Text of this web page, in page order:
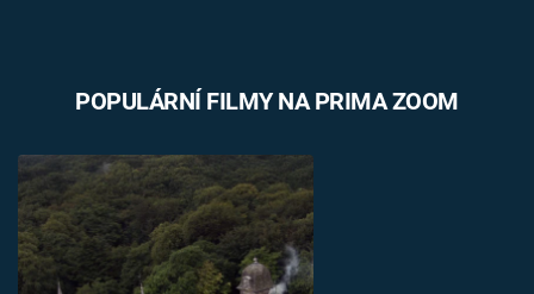
POPULÁRNÍ FILMY NA PRIMA ZOOM